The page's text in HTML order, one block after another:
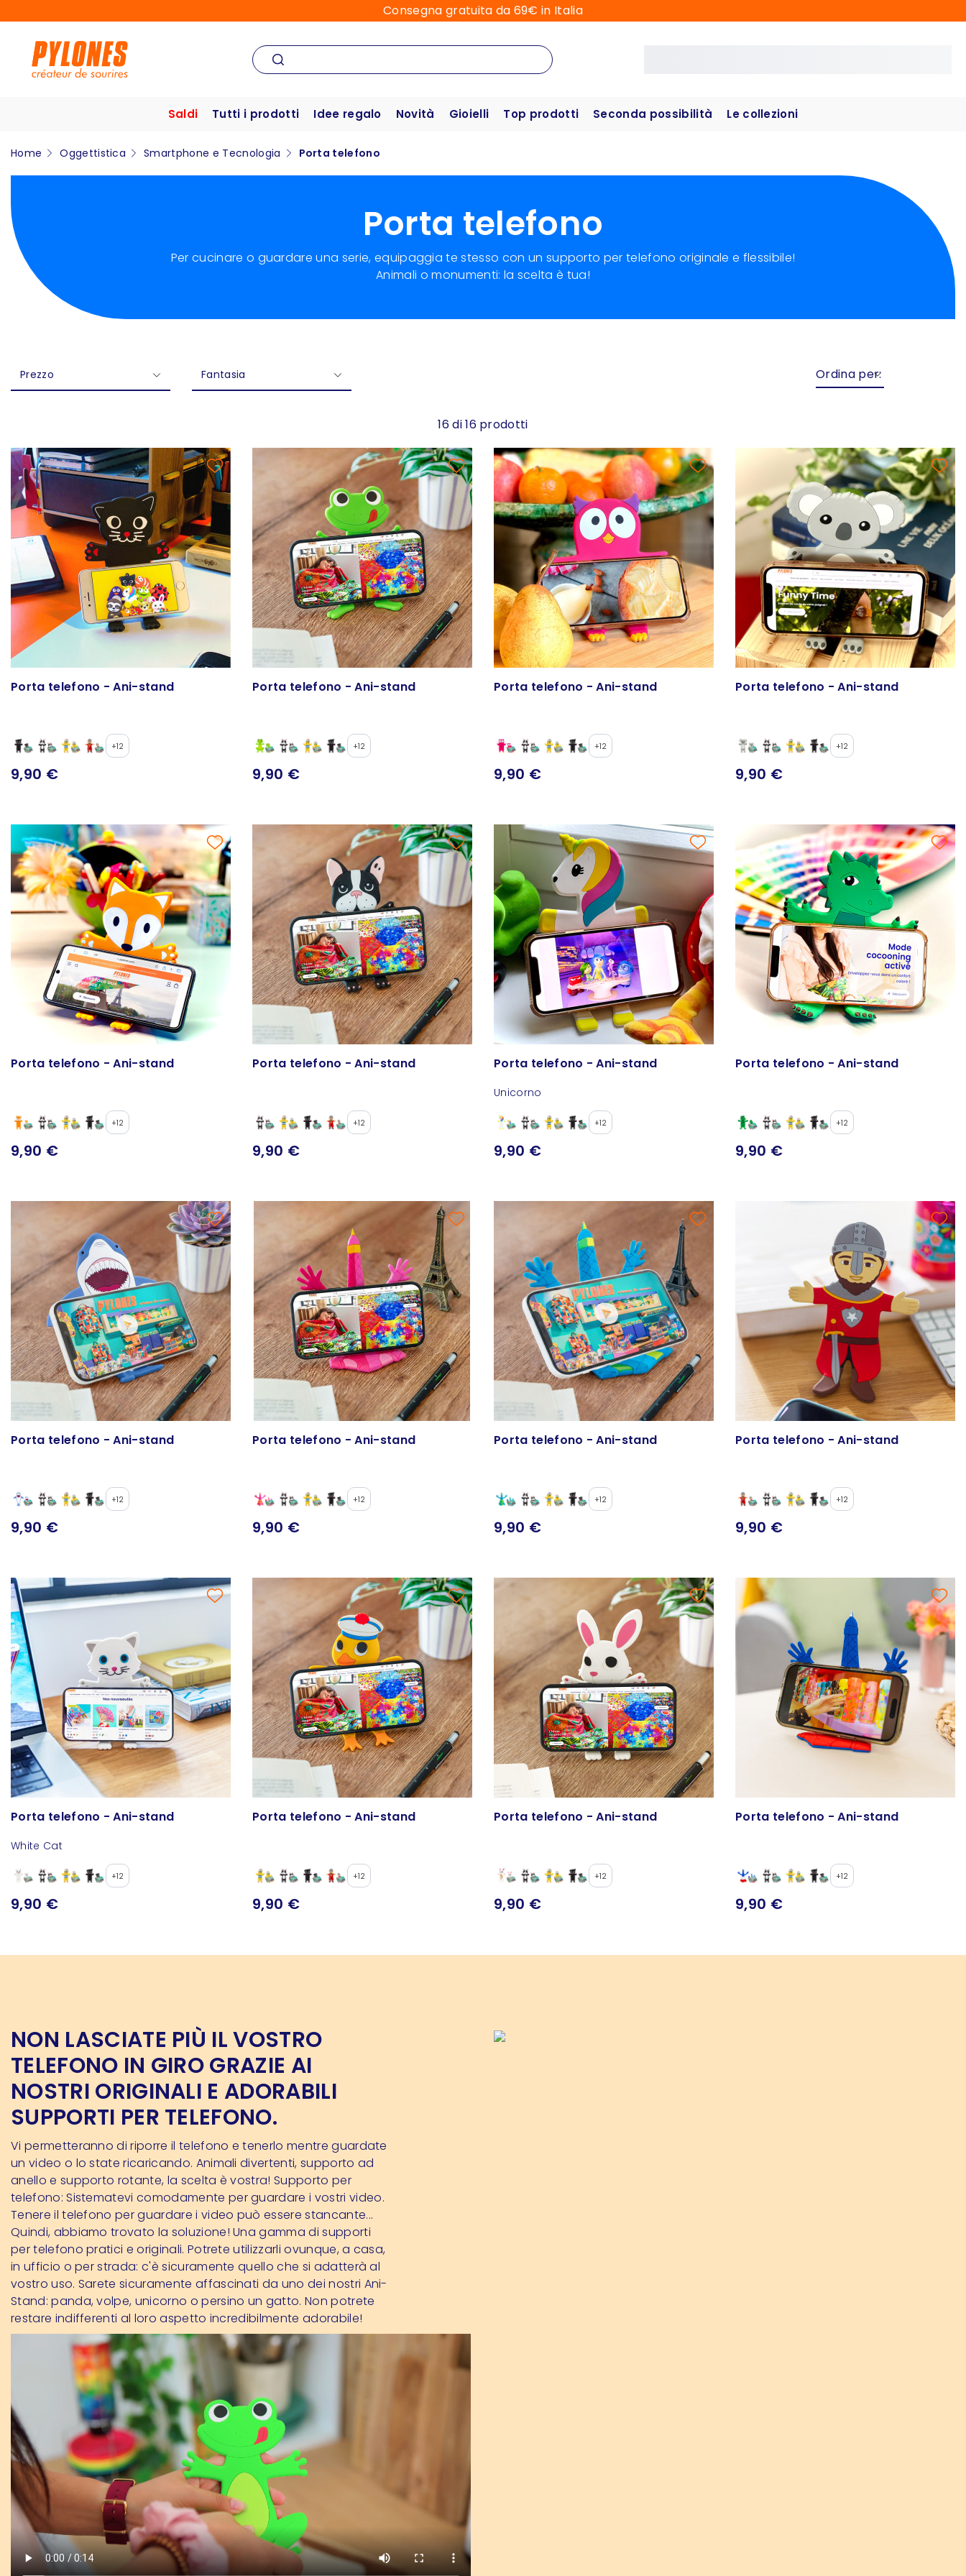
Consegna gratuita da 69€ in Italia
Saldi Tutti i prodotti Idee regalo Novità Gioielli Top prodotti Seconda possibilità Le collezioni
Home Oggettistica Smartphone e Tecnologia Porta telefono
Porta telefono
Per cucinare o guardare una serie, equipaggia te stesso con un supporto per telefono originale e flessibile!
Animali o monumenti: la scelta è tua!
Prezzo Fantasia Ordina per:
16 di 16 prodotti
Porta telefono - Ani-stand
+12
9,90 €
Porta telefono - Ani-stand
+12
9,90 €
Porta telefono - Ani-stand
+12
9,90 €
Porta telefono - Ani-stand
+12
9,90 €
Porta telefono - Ani-stand
+12
9,90 €
Porta telefono - Ani-stand
+12
9,90 €
Porta telefono - Ani-stand
Unicorno
+12
9,90 €
Porta telefono - Ani-stand
+12
9,90 €
Porta telefono - Ani-stand
+12
9,90 €
Porta telefono - Ani-stand
+12
9,90 €
Porta telefono - Ani-stand
+12
9,90 €
Porta telefono - Ani-stand
+12
9,90 €
Porta telefono - Ani-stand
White Cat
+12
9,90 €
Porta telefono - Ani-stand
+12
9,90 €
Porta telefono - Ani-stand
+12
9,90 €
Porta telefono - Ani-stand
+12
9,90 €
NON LASCIATE PIÙ IL VOSTRO
TELEFONO IN GIRO GRAZIE AI
NOSTRI ORIGINALI E ADORABILI
SUPPORTI PER TELEFONO.
Vi permetteranno di riporre il telefono e tenerlo mentre guardate
un video o lo state ricaricando. Animali divertenti, supporto ad
anello e supporto rotante, la scelta è vostra! Supporto per
telefono: Sistematevi comodamente per guardare i vostri video.
Tenere il telefono per guardare i video può essere stancante...
Quindi, abbiamo trovato la soluzione! Una gamma di supporti
per telefono pratici e originali. Potrete utilizzarli ovunque, a casa,
in ufficio o per strada: c'è sicuramente quello che si adatterà al
vostro uso. Sarete sicuramente affascinati da uno dei nostri Ani-
Stand: panda, volpe, unicorno o persino un gatto. Non potrete
restare indifferenti al loro aspetto incredibilmente adorabile!